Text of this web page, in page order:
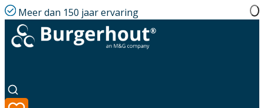
Meer dan 150 jaar ervaring